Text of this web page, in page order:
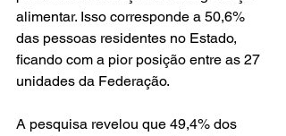
alimentar. Isso corresponde a 50,6%
das pessoas residentes no Estado,
ficando com a pior posição entre as 27
unidades da Federação.
A pesquisa revelou que 49,4% dos